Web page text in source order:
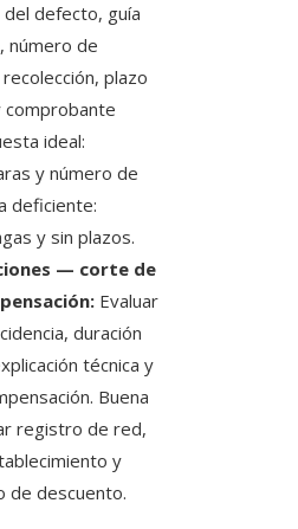
defecto, guía
número de
plazo
ideal:
y número de
deficiente:
y sin plazos.
— corte de
Evaluar
duración
técnica y
Buena
registro de red,
y
de descuento.